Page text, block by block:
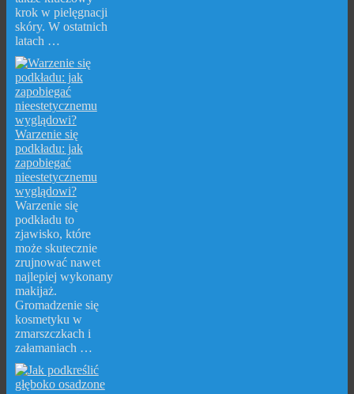
krok w pielęgnacji
skóry. W ostatnich
latach …
Warzenie się
podkładu: jak
zapobiegać
nieestetycznemu
wyglądowi?
Warzenie się
podkładu to
zjawisko, które
może skutecznie
zrujnować nawet
najlepiej wykonany
makijaż.
Gromadzenie się
kosmetyku w
zmarszczkach i
załamaniach …